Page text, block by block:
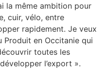
la même ambition pour
cuir, vélo, entre
rapidement. Je veux
Produit en Occitanie qui
toutes les
l’export ».